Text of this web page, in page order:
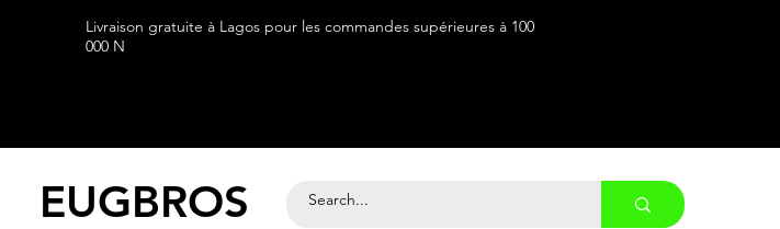
Livraison gratuite à Lagos pour les commandes supérieures à 100
000 N
EUGBROS